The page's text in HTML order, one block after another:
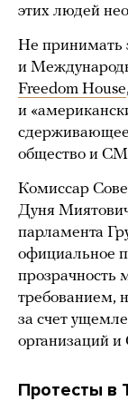
этих людей
Не принимать
и
Freedom House
и
сдерживающее
общество и
Комиссар
Дуня
парламента
официальное
прозрачность
требованием,
за счет
организаций
Протесты в